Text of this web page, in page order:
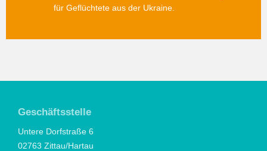
für Geflüchtete aus der Ukraine.
Geschäftsstelle
Untere Dorfstraße 6
02763 Zittau/Hartau